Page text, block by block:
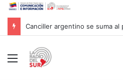
Menú